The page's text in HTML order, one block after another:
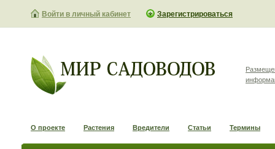
Войти в личный кабинет Зарегистрироваться
О проекте Растения Вредители Статьи Термины